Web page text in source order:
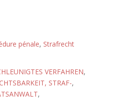
pénale, Strafrecht
VERFAHREN,
STRAF-,
,